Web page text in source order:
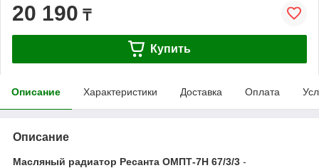
20 190 ₸
Купить
Описание Характеристики Доставка Оплата
Описание
Масляный радиатор Ресанта ОМПТ-7Н 67/3/3 -